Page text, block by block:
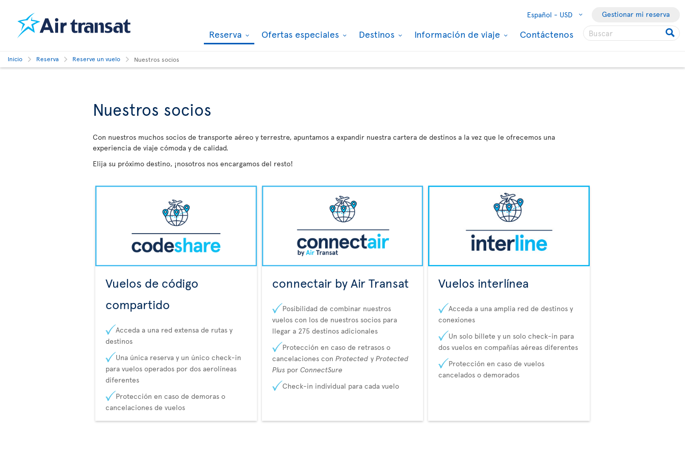
Español - USD Gestionar mi reserva
Reserva Ofertas especiales Destinos Información de viaje Contáctenos
Inicio Reserva Reserve un vuelo Nuestros socios
Nuestros socios
Con nuestros muchos socios de transporte aéreo y terrestre, apuntamos a expandir nuestra cartera de destinos a la vez que le ofrecemos una
experiencia de viaje cómoda y de calidad.
Elija su próximo destino, ¡nosotros nos encargamos del resto!
Vuelos de código
compartido
Acceda a una red extensa de rutas y
destinos
Una única reserva y un único check-in
para vuelos operados por dos aerolíneas
diferentes
Protección en caso de demoras o
cancelaciones de vuelos
connectair by Air Transat
Posibilidad de combinar nuestros
vuelos con los de nuestros socios para
llegar a 275 destinos adicionales
Protección en caso de retrasos o
cancelaciones con Protected y Protected
Pluspor ConnectSure
Check-in individual para cada vuelo
Vuelos interlínea
Acceda a una amplia red de destinos y
conexiones
Un solo billete y un solo check-in para
dos vuelos en compañías aéreas diferentes
Protección en caso de vuelos
cancelados o demorados